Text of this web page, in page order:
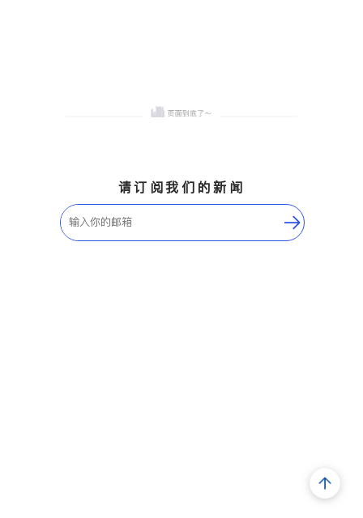
请订阅我们的新闻